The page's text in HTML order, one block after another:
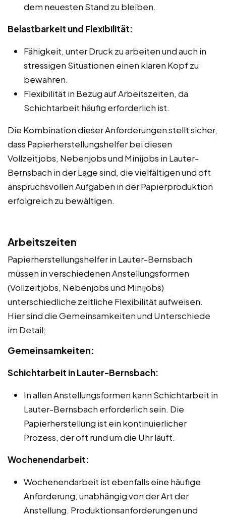
dem neuesten Stand zu bleiben.
Belastbarkeit und Flexibilität:
Fähigkeit, unter Druck zu arbeiten und auch in
stressigen Situationen einen klaren Kopf zu
bewahren.
Flexibilität in Bezug auf Arbeitszeiten, da
Schichtarbeit häufig erforderlich ist.
Die Kombination dieser Anforderungen stellt sicher,
dass Papierherstellungshelfer bei diesen
Vollzeitjobs, Nebenjobs und Minijobs in Lauter-
Bernsbach in der Lage sind, die vielfältigen und oft
anspruchsvollen Aufgaben in der Papierproduktion
erfolgreich zu bewältigen.
Arbeitszeiten
Papierherstellungshelfer in Lauter-Bernsbach
müssen in verschiedenen Anstellungsformen
(Vollzeitjobs, Nebenjobs und Minijobs)
unterschiedliche zeitliche Flexibilität aufweisen.
Hier sind die Gemeinsamkeiten und Unterschiede
im Detail:
Gemeinsamkeiten:
Schichtarbeit in Lauter-Bernsbach:
In allen Anstellungsformen kann Schichtarbeit in
Lauter-Bernsbach erforderlich sein. Die
Papierherstellung ist ein kontinuierlicher
Prozess, der oft rund um die Uhr läuft.
Wochenendarbeit:
Wochenendarbeit ist ebenfalls eine häufige
Anforderung, unabhängig von der Art der
Anstellung. Produktionsanforderungen und